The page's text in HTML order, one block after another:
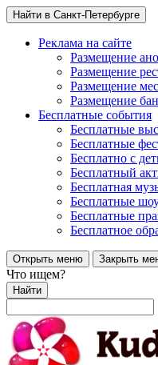
Найти в Санкт-Петербурге
Реклама на сайте
Размещение
Размещение
Размещение
Размещение
Бесплатные события
Бесплатные
Бесплатные
Бесплатно с
Бесплатный
Бесплатная
Бесплатные
Бесплатные
Бесплатное
Открыть меню Закрыть
Что ищем?
Найти